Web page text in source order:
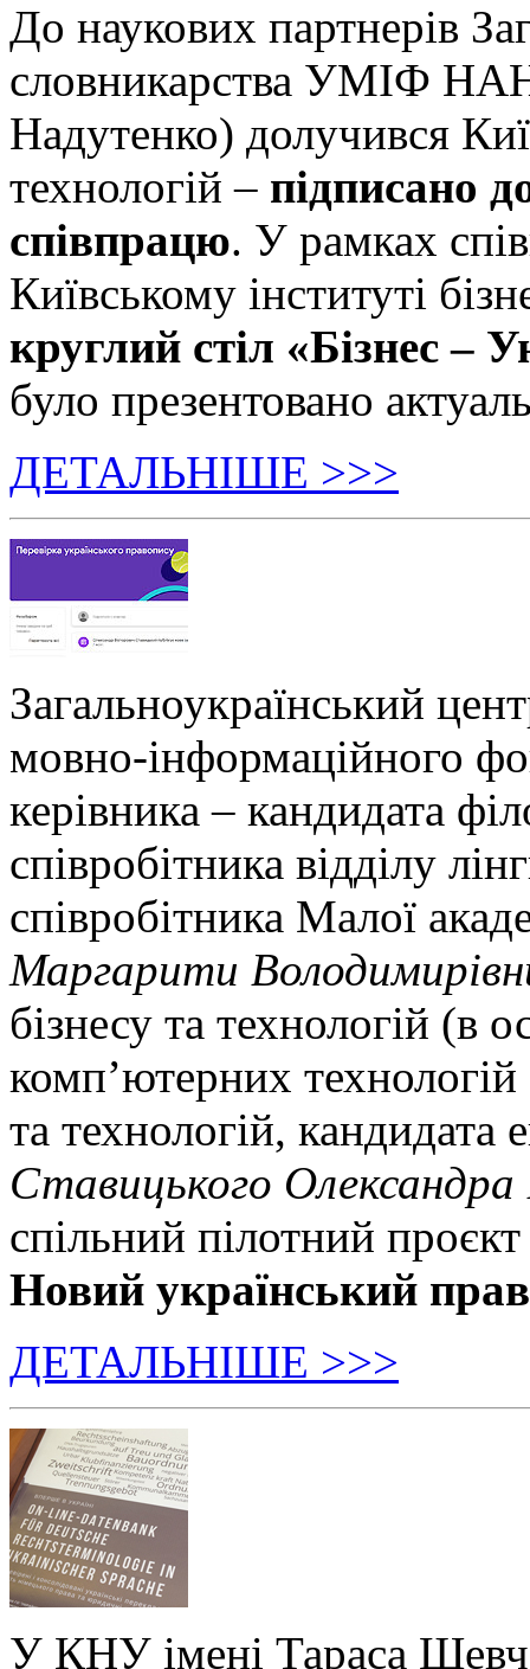
До наукових партнерів
словникарства УМІФ
Надутенко) долучився
технологій – підписано
співпрацю. У рамках
Київському інституті
круглий стіл «Бізнес –
було презентовано
ДЕТАЛЬНІШЕ >>>
Загальноукраїнський
мовно-інформаційного
керівника – кандидата
співробітника відділу
співробітника Малої
Маргарити
бізнесу та технологій (в
комп’ютерних технологій
та технологій, кандидата
Ставицького Олександра
спільний пілотний
Новий український
ДЕТАЛЬНІШЕ >>>
У КНУ імені Тараса